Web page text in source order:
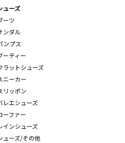
ューズ
ーツ
ンダル
ンプス
ーティー
ラットシューズ
ニーカー
リッポン
レエシューズ
ーファー
インシューズ
ューズ/その他